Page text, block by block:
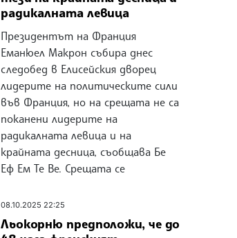
радикалната левица
Президентът на Франция
Еманюел Макрон събира днес
следобед в Елисейския дворец
лидерите на политическите сили
във Франция, но на срещата не са
поканени лидерите на
радикалната левица и на
крайната десница, съобщава Бе
Еф Ем Те Ве. Срещата се
08.10.2025 22:25
Льокорню предположи, че до